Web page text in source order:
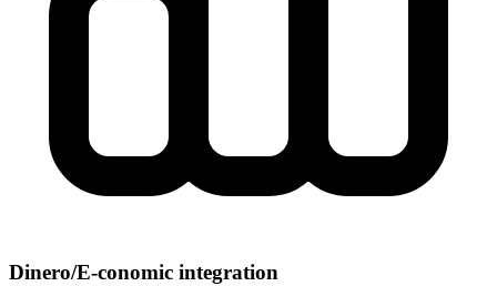
Dinero/E-conomic integration